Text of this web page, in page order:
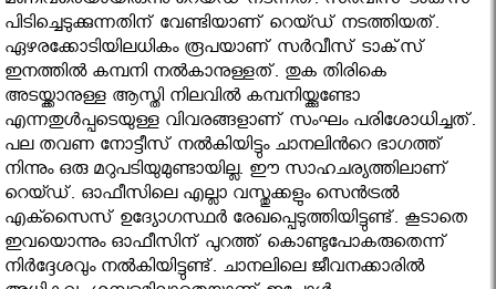
പിടിച്ചെടുക്കുന്നതിന് വേണ്ടിയാണ് റെയ്ഡ് നടത്തിയത്.
ഏഴരക്കോടിയിലധികം രൂപയാണ് സര്‍വീസ് ടാക്‌സ്
ഇനത്തില്‍ കമ്പനി നല്‍കാനുള്ളത്. തുക തിരികെ
അടയ്ക്കാനുള്ള ആസ്തി നിലവില്‍ കമ്പനിയ്ക്കുണ്ടോ
എന്നതുള്‍പ്പടെയുള്ള വിവരങ്ങളാണ് സംഘം പരിശോധിച്ചത്.
പല തവണ നോട്ടീസ് നൽകിയിട്ടും ചാനലിൻറെ ഭാഗത്ത്
നിന്നും ഒരു മറുപടിയുമുണ്ടായില്ല. ഈ സാഹചര്യത്തിലാണ്
റെയ്ഡ്. ഓഫീസിലെ എല്ലാ വസ്തുക്കളും സെൻട്രൽ
എക്സൈസ് ഉദ്യോഗസ്ഥർ രേഖപ്പെടുത്തിയിട്ടുണ്ട്. കൂടാതെ
ഇവയൊന്നും ഓഫീസിന് പുറത്ത് കൊണ്ടുപോകരുതെന്ന്
നിർദ്ദേശവും നൽകിയിട്ടുണ്ട്. ചാനലിലെ ജീവനക്കാരില്‍